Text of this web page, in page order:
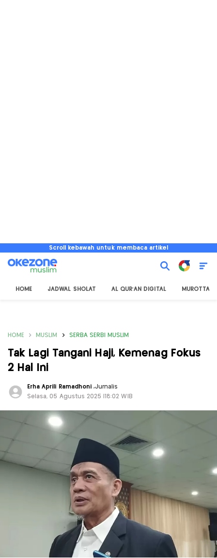
Scroll kebawah untuk membaca artikel
HOME JADWAL SHOLAT AL QUR'AN DIGITAL MUROTTAL
HOME MUSLIM SERBA SERBI MUSLIM
Tak Lagi Tangani Haji, Kemenag Fokus
2 Hal Ini
Erha Aprili Ramadhoni,Jurnalis
Selasa, 05 Agustus 2025 |18:02 WIB